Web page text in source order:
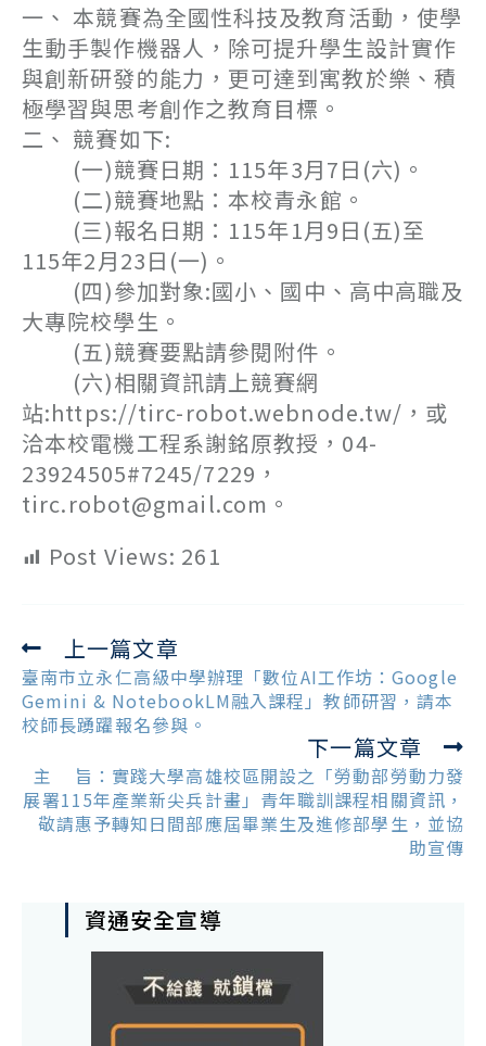
一、 本競賽為全國性科技及教育活動，使學
生動手製作機器人，除可提升學生設計實作
與創新研發的能力，更可達到寓教於樂、積
極學習與思考創作之教育目標。
二、 競賽如下:
(一)競賽日期：115年3月7日(六)。
(二)競賽地點：本校青永館。
(三)報名日期：115年1月9日(五)至
115年2月23日(一)。
(四)參加對象:國小、國中、高中高職及
大專院校學生。
(五)競賽要點請參閱附件。
(六)相關資訊請上競賽網
站:https://tirc-robot.webnode.tw/，或
洽本校電機工程系謝銘原教授，04-
23924505#7245/7229，
tirc.robot@gmail.com。
Post Views: 261
Read
more
articles
上一篇文章
臺南市立永仁高級中學辦理「數位AI工作坊：Google
Gemini & NotebookLM融入課程」教師研習，請本
校師長踴躍報名參與。
下一篇文章
主 旨：實踐大學高雄校區開設之「勞動部勞動力發
展署115年產業新尖兵計畫」青年職訓課程相關資訊，
敬請惠予轉知日間部應屆畢業生及進修部學生，並協
助宣傳
資通安全宣導